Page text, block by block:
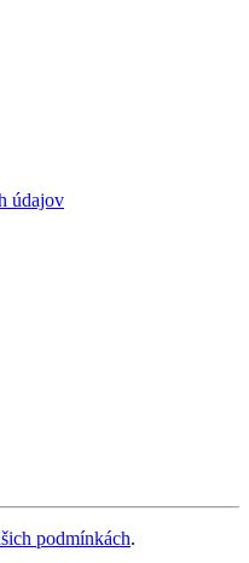
údajov
podmínkách.